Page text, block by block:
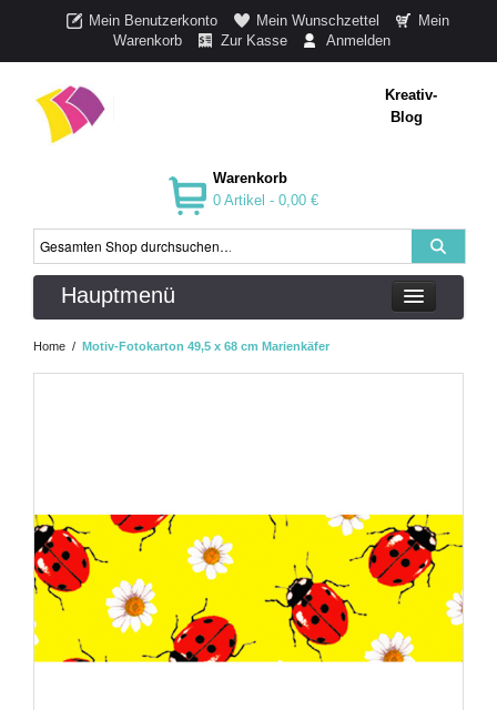
Mein Benutzerkonto Mein Wunschzettel
Mein
Warenkorb
Zur Kasse Anmelden
Kreativ-
Blog
Warenkorb
0 Artikel - 0,00 €
Hauptmenü
Home / Motiv-Fotokarton 49,5 x 68 cm Marienkäfer